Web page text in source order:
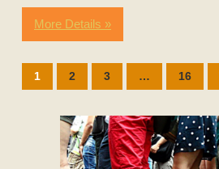
More Details »
1 2 3 … 16